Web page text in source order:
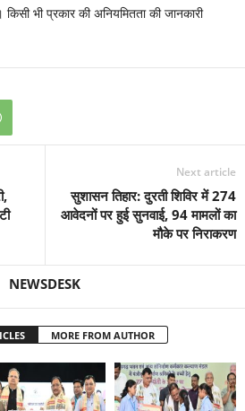
भी प्रकार की अनियमितता की जानकारी
Next article
सुशासन तिहार: दुरती शिविर में 274
आवेदनों पर हुई सुनवाई, 94 मामलों का
मौके पर निराकरण
NEWSDESK
MORE FROM AUTHOR